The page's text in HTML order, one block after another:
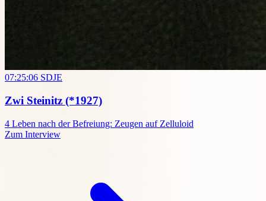
07:25:06 SDJE
Zwi Steinitz (*1927)
4 Leben nach der Befreiung: Zeugen auf Zelluloid
Zum Interview